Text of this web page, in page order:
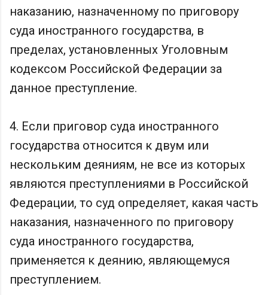
наказанию, назначенному по приговору
суда иностранного государства, в
пределах, установленных Уголовным
кодексом Российской Федерации за
данное преступление.
4. Если приговор суда иностранного
государства относится к двум или
нескольким деяниям, не все из которых
являются преступлениями в Российской
Федерации, то суд определяет, какая часть
наказания, назначенного по приговору
суда иностранного государства,
применяется к деянию, являющемуся
преступлением.